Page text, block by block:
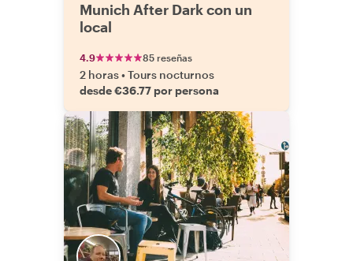
Munich After Dark con un
local
4.9 85 reseñas
2 horas•Tours nocturnos
desde €36.77 por persona